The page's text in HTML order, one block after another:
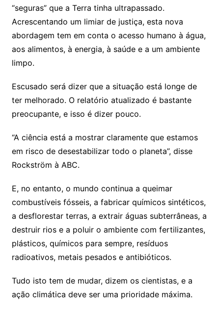
“seguras” que a Terra tinha ultrapassado.
Acrescentando um limiar de justiça, esta nova
abordagem tem em conta o acesso humano à água,
aos alimentos, à energia, à saúde e a um ambiente
limpo.
Escusado será dizer que a situação está longe de
ter melhorado. O relatório atualizado é bastante
preocupante, e isso é dizer pouco.
“A ciência está a mostrar claramente que estamos
em risco de desestabilizar todo o planeta”, disse
Rockström à ABC.
E, no entanto, o mundo continua a queimar
combustíveis fósseis, a fabricar químicos sintéticos,
a desflorestar terras, a extrair águas subterrâneas, a
destruir rios e a poluir o ambiente com fertilizantes,
plásticos, químicos para sempre, resíduos
radioativos, metais pesados e antibióticos.
Tudo isto tem de mudar, dizem os cientistas, e a
ação climática deve ser uma prioridade máxima.